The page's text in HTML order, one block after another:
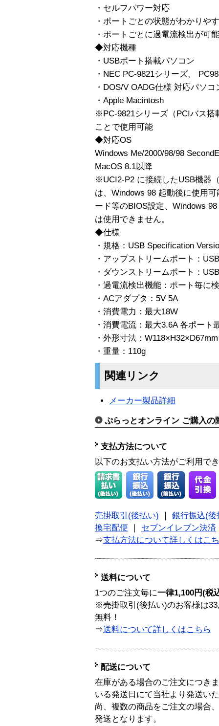
・セルフパワー対応
・ポートごとの状態がわかりや
・ポートごとに過電流検出が可
◆対応機種
・USBポート搭載パソコン
・NEC PC-9821シリーズ、
・DOS/V OADG仕様 対応パソコ
・Apple Macintosh
※PC-9821シリーズ（PCIバス搭
ことで使用可能
◆対応OS
Windows Me/2000/98/98
MacOS 8.1以降
※UCI2-P2 に接続したUSB機器
は、Windows 98 起動後に使用
ード等のBIOS設定、Windows
は使用できません。
◆仕様
・規格：USB Specification
・アップストリームポート：
・ダウンストリームポート：
・過電流検出機能：ポート毎に
・ACアダプタ：5V 5A
・消費電力：最大18W
・消費電流：最大3.6A 各ポート
・外形寸法：W118×H32×D67mm
・重量：110g
関連リンク
メーカー製品詳細
ぷらっとオンライン ご購入の
支払方法について
以下のお支払い方法がご利用で
売掛取引(後払い)
銀行振込(後
換宅配便
セブンイレブン決済
⇒支払方法について詳しくはこ
送料について
1つのご注文毎に一律1,100円(税
※売掛取引(後払い)のお客様は
無料！
⇒送料について詳しくはこちら
配送について
在庫がある場合のご注文につき
いる発送日にて当社より発送い
尚、複数の商品をご注文の場合
発送となります。